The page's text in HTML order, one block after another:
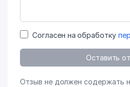
Согласен на обработку
Оставить
Отзыв не должен содержать